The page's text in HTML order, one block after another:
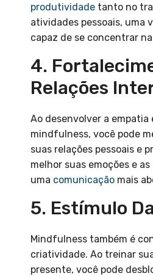
produtividade tanto no
atividades pessoais, uma
capaz de se concentrar
4.
Relações
Ao desenvolver a empatia
mindfulness, você pode
suas relações pessoais e
melhor suas emoções e
uma comunicação mais
5. Estímulo
Mindfulness também é
criatividade. Ao treinar
presente, você pode